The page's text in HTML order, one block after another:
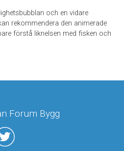
och en vidare
rekommendera den animerade
förstå liknelsen med fisken och
Forum Bygg